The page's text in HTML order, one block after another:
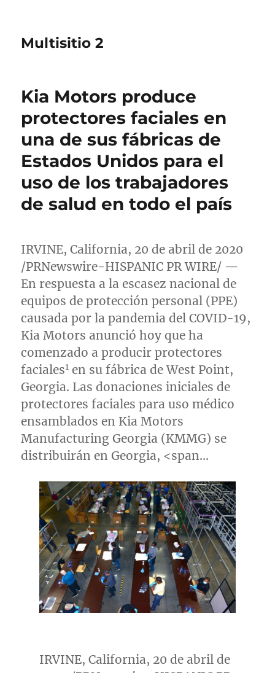
Multisitio 2
Kia Motors produce
protectores faciales en
una de sus fábricas de
Estados Unidos para el
uso de los trabajadores
de salud en todo el país
IRVINE, California, 20 de abril de 2020
/PRNewswire-HISPANIC PR WIRE/ —
En respuesta a la escasez nacional de
equipos de protección personal (PPE)
causada por la pandemia del COVID-19,
Kia Motors anunció hoy que ha
comenzado a producir protectores
faciales1 en su fábrica deWest Point,
Georgia. Las donaciones iniciales de
protectores faciales para uso médico
ensamblados en Kia Motors
Manufacturing Georgia (KMMG) se
distribuirán en Georgia, <span…
IRVINE, California, 20 de abril de